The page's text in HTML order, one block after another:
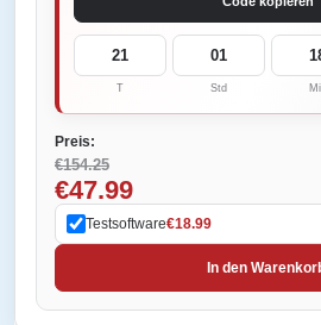
21
T
01
Std
Preis:
€154.25
€47.99
Testsoftware€18.99
In den